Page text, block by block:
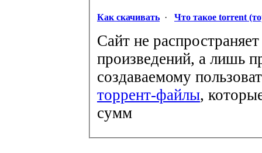
Как скачивать · Что такое torrent
Сайт не
произведений, а лишь
создаваемому
торрент-файлы,
сумм